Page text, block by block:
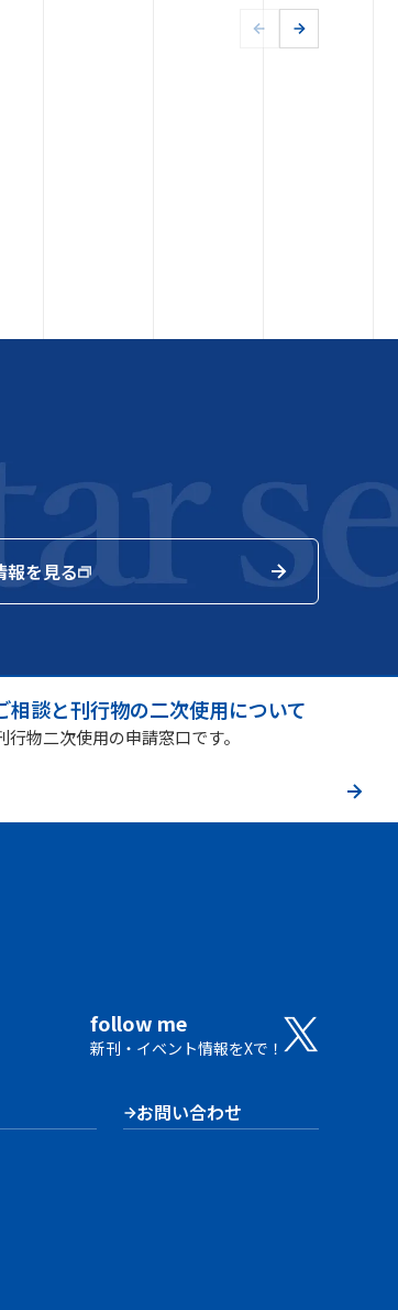
報を見る
談と刊行物の二次使用について
物二次使用の申請窓口です。
follow me
新刊・イベント情報をXで！
お問い合わせ